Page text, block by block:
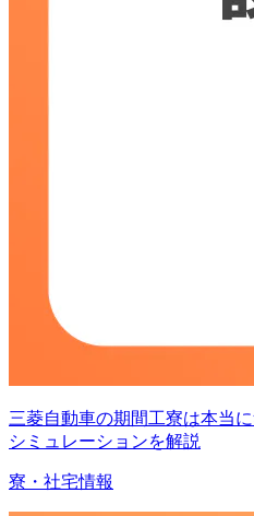
三菱自動車の期間工寮は本当
シミュレーションを解説
寮・社宅情報